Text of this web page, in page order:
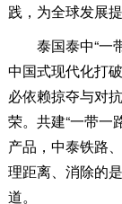
践，为全球发展
泰国泰中“一带
中国式现代化打
必依赖掠夺与对
荣。共建“一带一
产品，中泰铁路
理距离、消除的
道。